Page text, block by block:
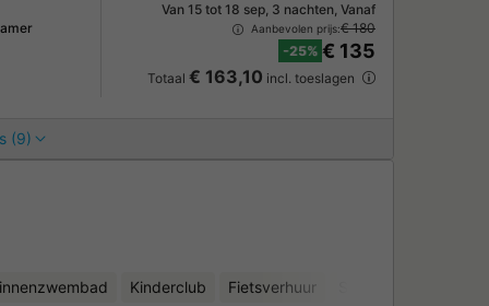
(9)
Van 15 tot 18 sep, 3 nachten, Vanaf
Aanbevolen prijs:€ 180
-25% € 135
Totaal € 163,10 incl. toeslagen
Kinderclub Fietsverhuur